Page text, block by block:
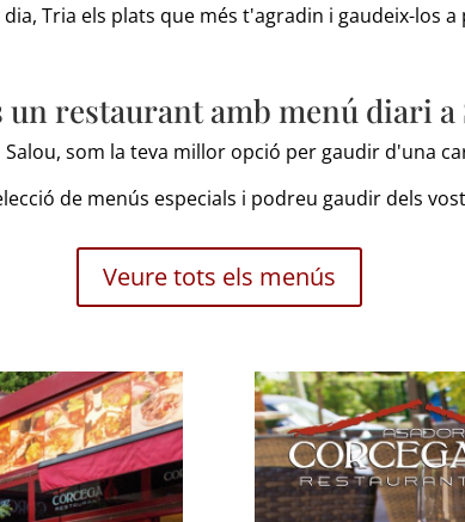
Tria els plats que més t'agradin i gaudeix-los
un restaurant amb menú diari a
som la teva millor opció per gaudir d'una
de menús especials i podreu gaudir dels
Veure tots els menús